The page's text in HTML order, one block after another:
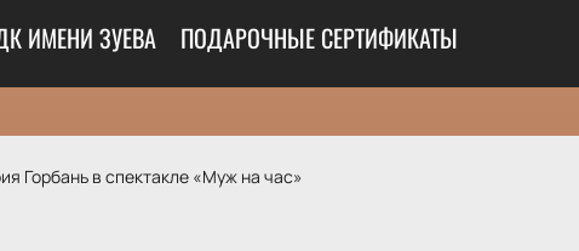
ИМЕНИ ЗУЕВА ПОДАРОЧНЫЕ СЕРТИФИКАТЫ
Горбань в спектакле «Муж на час»